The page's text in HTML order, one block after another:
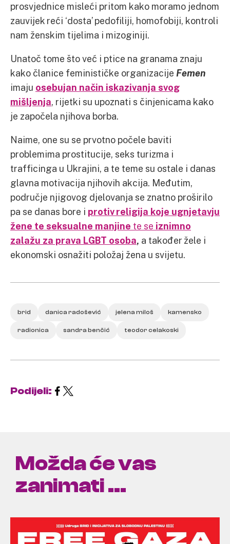
prosvjednice misleći pritom kako moramo jednom
zauvijek reći ‘dosta’ pedofiliji, homofobiji, kontroli
nam ženskim tijelima i mizoginiji.
Unatoč tome što već i ptice na granama znaju
kako članice feminističke organizacije Femen
imaju osebujan način iskazivanja svog
mišljenja, rijetki su upoznati s činjenicama kako
je započela njihova borba.
Naime, one su se prvotno počele baviti
problemima prostitucije, seks turizma i
trafficinga u Ukrajini, a te teme su ostale i danas
glavna motivacija njihovih akcija. Međutim,
područje njigovog djelovanja se znatno proširilo
pa se danas bore i protiv religija koje ugnjetavju
žene te seksualne manjine te se iznimno
zalažu za prava LGBT osoba, a također žele i
ekonomski osnažiti položaj žena u svijetu.
brid danica radošević jelena miloš kamensko
radionica sandra benčić teodor celakoski
Podijeli:
Možda će vas
zanimati ...